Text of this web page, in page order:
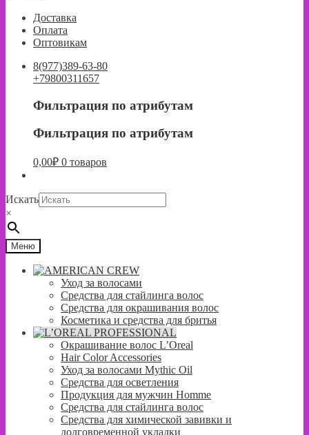
навигации
содержимому
Доставка
Оплата
Оптовикам
8(977)389-63-80
+79800311657
Фильтрация по атрибутам
Фильтрация по атрибутам
0,00₽ 0 товаров
Искать
×
Меню
Уход за волосами
Средства для стайлинга волос
Средства для окрашивания волос
Косметика и средства для бритья
Окрашивание волос L’Oreal
Hair Color Accessories
Уход за волосами Mythic Oil
Средства для осветления
Продукция для мужчин Homme
Средства для стайлинга волос
Средства для химической завивки и
долговременной укладки